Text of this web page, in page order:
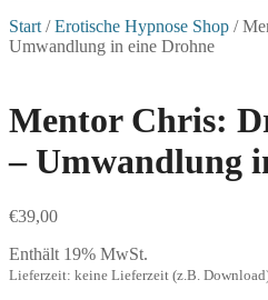
Start /Erotische Hypnose Shop /
Umwandlung in eine Drohne
Mentor Chris:
– Umwandlung
€39,00
Enthält 19% MwSt.
Lieferzeit: keine Lieferzeit (z.B.